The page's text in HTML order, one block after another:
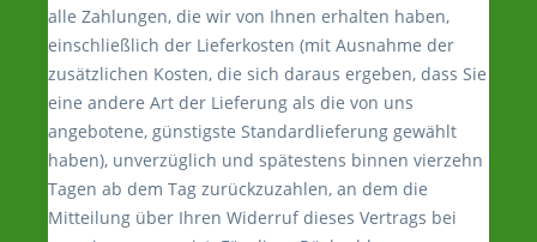
alle Zahlungen, die wir von Ihnen erhalten haben,
einschließlich der Lieferkosten (mit Ausnahme der
zusätzlichen Kosten, die sich daraus ergeben, dass Sie
eine andere Art der Lieferung als die von uns
angebotene, günstigste Standardlieferung gewählt
haben), unverzüglich und spätestens binnen vierzehn
Tagen ab dem Tag zurückzuzahlen, an dem die
Mitteilung über Ihren Widerruf dieses Vertrags bei